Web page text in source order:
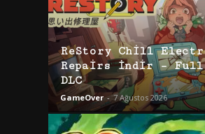
ReStory Chill
Repairs İndir – Full
DLC
GameOver - 7 Ağustos 2026